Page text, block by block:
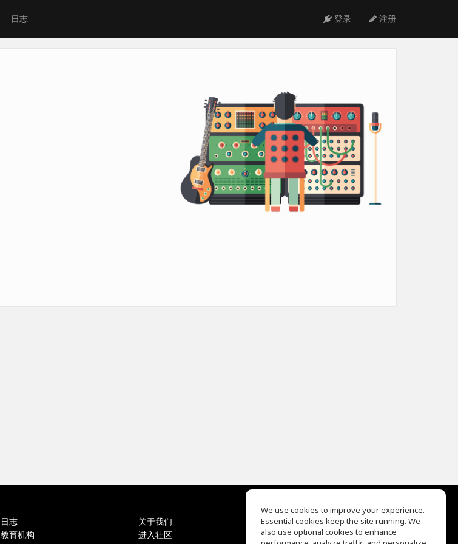
日志 登录 注册
日志
教育机构
关于我们
进入社区
EQ Ear Training
Drum Machine
We use cookies to improve your experience.
Essential cookies keep the site running. We
also use optional cookies to enhance